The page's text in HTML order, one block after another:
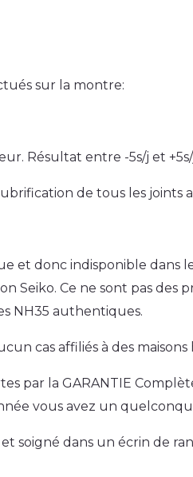
sur la montre:
Résultat entre -5s/j et
de tous les joints
et donc indisponible dans
Seiko. Ce ne sont pas des
NH35 authentiques.
cas affiliés à des
par la GARANTIE
vous avez un
soigné dans un écrin de